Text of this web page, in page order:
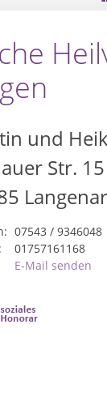
und
Str. 15
07543 / 9346048
01757161168
E-Mail senden